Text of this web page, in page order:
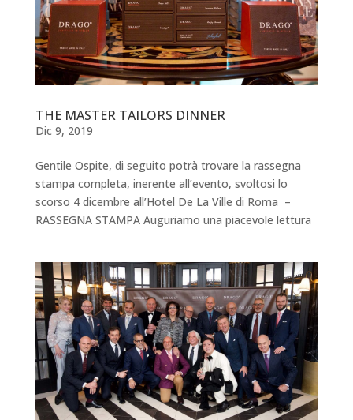
THE MASTER TAILORS DINNER
Dic 9, 2019
Gentile Ospite, di seguito potrà trovare la rassegna
stampa completa, inerente all’evento, svoltosi lo
scorso 4 dicembre all’Hotel De La Ville di Roma –
RASSEGNA STAMPA Auguriamo una piacevole lettura